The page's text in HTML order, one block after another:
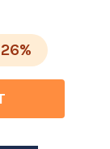
26%